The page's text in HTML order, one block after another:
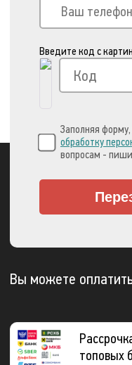
Введите код с
Заполняя
обработку
вопросам -
Вы можете
топовых